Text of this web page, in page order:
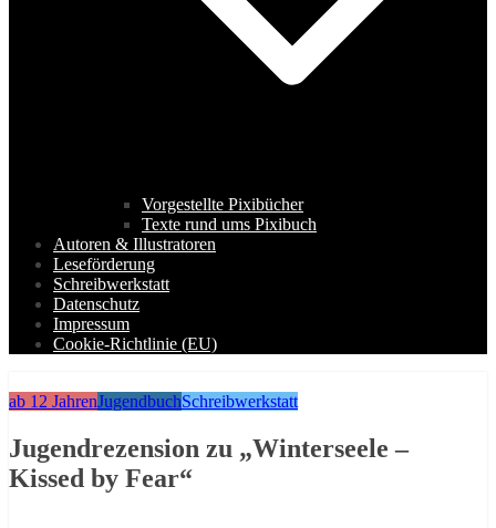
Vorgestellte Pixibücher
Texte rund ums Pixibuch
Autoren & Illustratoren
Leseförderung
Schreibwerkstatt
Datenschutz
Impressum
Cookie-Richtlinie (EU)
ab 12 JahrenJugendbuchSchreibwerkstatt
Jugendrezension zu „Winterseele –
Kissed by Fear“